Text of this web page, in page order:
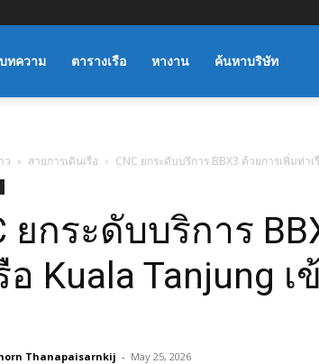
บทความ ตารางเรือ หางาน ค้นหาบริษัท
ว สายการเดินเรือ CNC ยกระดับบริการ BBX3 ด้วยการเพิ่มท่า
ยกระดับบริการ
อ Kuala Tanjung
Thanapaisarnkij - May 25, 2026